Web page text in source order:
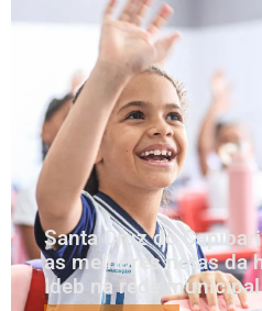
Santa Cruz do
as melhores notas da
Ideb na rede municipal